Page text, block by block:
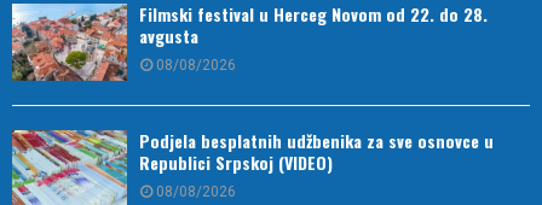
Filmski festival u Herceg Novom od 22. do 28.
avgusta
08/08/2026
Podjela besplatnih udžbenika za sve osnovce u
Republici Srpskoj (VIDEO)
08/08/2026